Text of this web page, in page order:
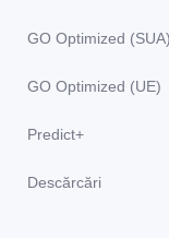
GO Optimized (SUA)
GO Optimized (UE)
Predict+
Descărcări